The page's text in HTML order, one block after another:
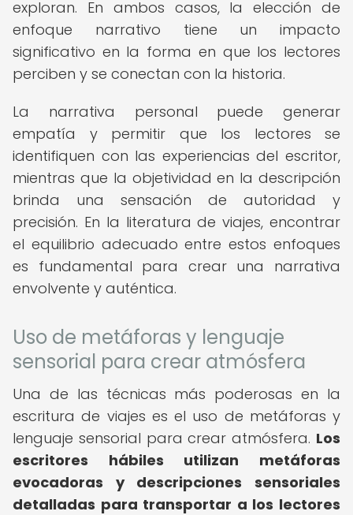
exploran. En ambos casos, la elección de
enfoque narrativo tiene un impacto
significativo en la forma en que los lectores
perciben y se conectan con la historia.
La narrativa personal puede generar
empatía y permitir que los lectores se
identifiquen con las experiencias del escritor,
mientras que la objetividad en la descripción
brinda una sensación de autoridad y
precisión. En la literatura de viajes, encontrar
el equilibrio adecuado entre estos enfoques
es fundamental para crear una narrativa
envolvente y auténtica.
Uso de metáforas y lenguaje
sensorial para crear atmósfera
Una de las técnicas más poderosas en la
escritura de viajes es el uso de metáforas y
lenguaje sensorial para crear atmósfera. Los
escritores hábiles utilizan metáforas
evocadoras y descripciones sensoriales
detalladas para transportar a los lectores